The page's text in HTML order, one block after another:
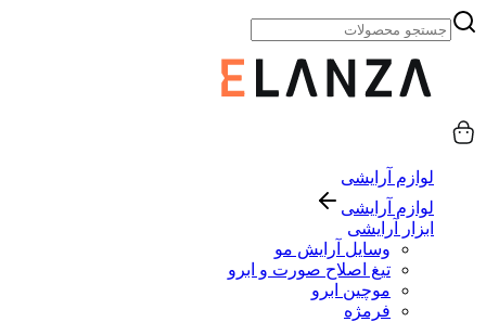
لوازم آرایشی
لوازم آرایشی
ابزار آرایشی
وسایل آرایش مو
تیغ اصلاح صورت و ابرو
موچین ابرو
فرمژه